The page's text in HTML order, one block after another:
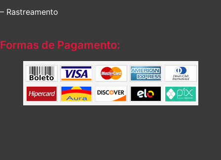
– Rastreamento
Formas de Pagamento: